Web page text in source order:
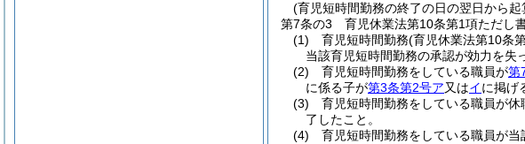
(育児短時間勤務の終了の日の翌日から
第7条の3
育児休業法第10条第1項ただし
(1)
育児短時間勤務(育児休業法第10条
当該育児短時間勤務の承認が効力を失
(2)
育児短時間勤務をしている職員が第
に係る子が第3条第2号ア又はイに掲げ
(3)
育児短時間勤務をしている職員が
了したこと。
(4)
育児短時間勤務をしている職員が